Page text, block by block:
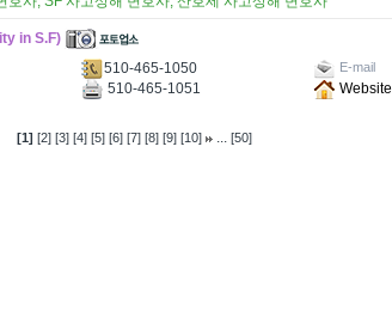
in S.F)
510-465-1050 E-mail
510-465-1051 Website
[1] [2] [3] [4] [5] [6] [7] [8] [9] [10] ... [50]